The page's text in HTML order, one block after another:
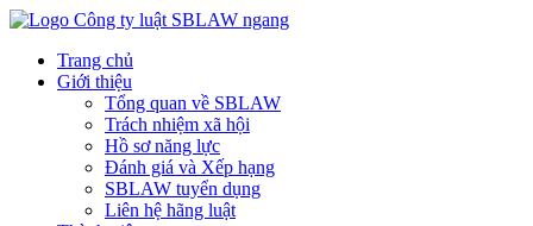
Trang chủ
Giới thiệu
Tổng quan về SBLAW
Trách nhiệm xã hội
Hồ sơ năng lực
Đánh giá và Xếp hạng
SBLAW tuyển dụng
Liên hệ hãng luật